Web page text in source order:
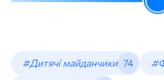
#Дитячі майданчики 74